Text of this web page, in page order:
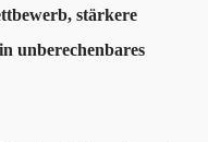
stärkere
unberechenbares